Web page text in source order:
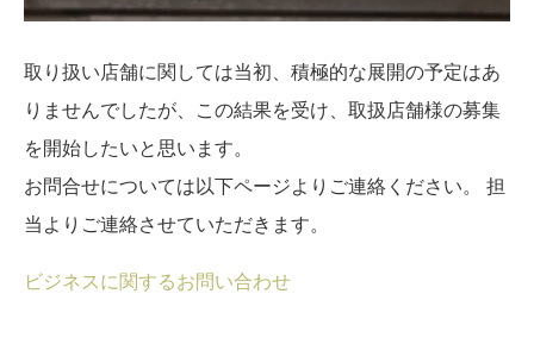
取り扱い店舗に関しては当初、積極的な展開の予定はあ
りませんでしたが、この結果を受け、取扱店舗様の募集
を開始したいと思います。
お問合せについては以下ページよりご連絡ください。 担
当よりご連絡させていただきます。
ビジネスに関するお問い合わせ